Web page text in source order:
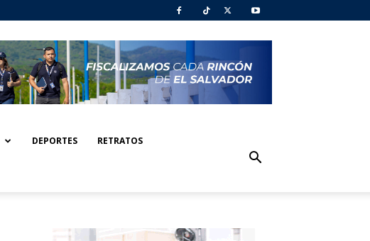
DEPORTES RETRATOS